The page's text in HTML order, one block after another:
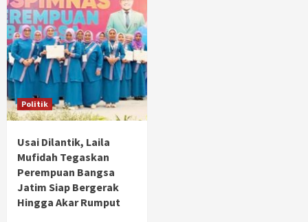
Politik
Usai Dilantik, Laila
Mufidah Tegaskan
Perempuan Bangsa
Jatim Siap Bergerak
Hingga Akar Rumput